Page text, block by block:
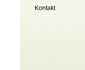
Kontakt